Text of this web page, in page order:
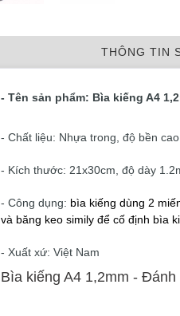
THÔNG TIN
- Tên sản phẩm: Bìa kiếng A4
- Chất liệu: Nhựa trong, độ bền
- Kích thước: 21x30cm, độ dày
- Công dụng: bìa kiếng dùng 2
và băng keo simily để cố định bìa
- Xuất xứ: Việt Nam
Bìa kiếng A4 1,2mm - Ðánh